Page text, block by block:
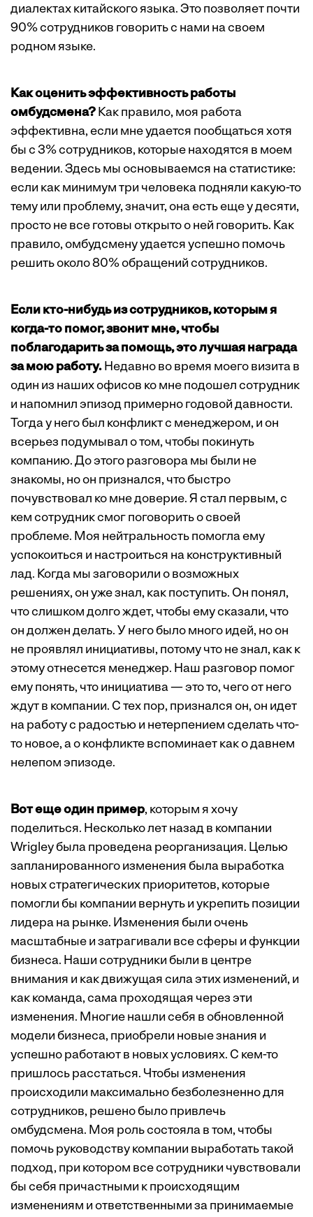
диалектах китайского языка. Это позволяет почти
90% сотрудников говорить с нами на своем
родном языке.
Как оценить эффективность работы
омбудсмена? Как правило, моя работа
эффективна, если мне удается пообщаться хотя
бы с 3% сотрудников, которые находятся в моем
ведении. Здесь мы основываемся на статистике:
если как минимум три человека подняли какую-то
тему или проблему, значит, она есть еще у десяти,
просто не все готовы открыто о ней говорить. Как
правило, омбудсмену удается успешно помочь
решить около 80% обращений сотрудников.
Если кто-нибудь из сотрудников, которым я
когда-то помог, звонит мне, чтобы
поблагодарить за помощь, это лучшая награда
за мою работу. Недавно во время моего визита в
один из наших офисов ко мне подошел сотрудник
и напомнил эпизод примерно годовой давности.
Тогда у него был конфликт с менеджером, и он
всерьез подумывал о том, чтобы покинуть
компанию. До этого разговора мы были не
знакомы, но он признался, что быстро
почувствовал ко мне доверие. Я стал первым, с
кем сотрудник смог поговорить о своей
проблеме. Моя нейтральность помогла ему
успокоиться и настроиться на конструктивный
лад. Когда мы заговорили о возможных
решениях, он уже знал, как поступить. Он понял,
что слишком долго ждет, чтобы ему сказали, что
он должен делать. У него было много идей, но он
не проявлял инициативы, потому что не знал, как к
этому отнесется менеджер. Наш разговор помог
ему понять, что инициатива — это то, чего от него
ждут в компании. С тех пор, признался он, он идет
на работу с радостью и нетерпением сделать что-
то новое, а о конфликте вспоминает как о давнем
нелепом эпизоде.
Вот еще один пример, которым я хочу
поделиться. Несколько лет назад в компании
Wrigley была проведена реорганизация. Целью
запланированного изменения была выработка
новых стратегических приоритетов, которые
помогли бы компании вернуть и укрепить позиции
лидера на рынке. Изменения были очень
масштабные и затрагивали все сферы и функции
бизнеса. Наши сотрудники были в центре
внимания и как движущая сила этих изменений, и
как команда, сама проходящая через эти
изменения. Многие нашли себя в обновленной
модели бизнеса, приобрели новые знания и
успешно работают в новых условиях. С кем-то
пришлось расстаться. Чтобы изменения
происходили максимально безболезненно для
сотрудников, решено было привлечь
омбудсмена. Моя роль состояла в том, чтобы
помочь руководству компании выработать такой
подход, при котором все сотрудники чувствовали
бы себя причастными к происходящим
изменениям и ответственными за принимаемые